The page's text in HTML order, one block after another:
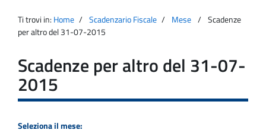
Agenzia
Entrate
principale
Ti trovi in: Home Scadenzario Fiscale Mese
Scadenze
per altro del 31-07-2015
Scadenze per altro del 31-07-
2015
Seleziona il mese: